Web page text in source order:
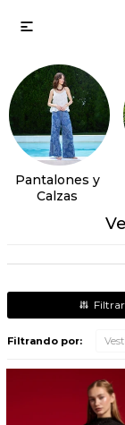

Pantalones y
Calzas
Filtrando por: